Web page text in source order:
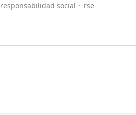
responsabilidad social rse